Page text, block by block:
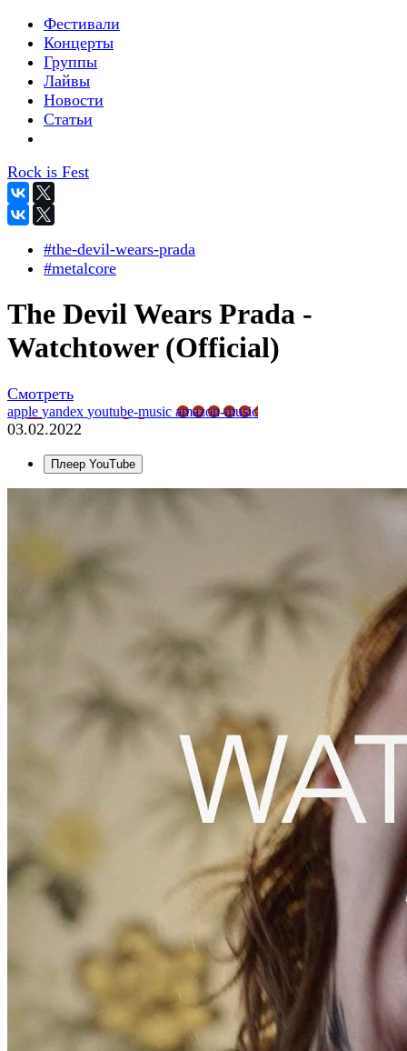
Фестивали
Концерты
Группы
Лайвы
Новости
Статьи
Rock is Fest
#the-devil-wears-prada
#metalcore
The Devil Wears Prada -
Watchtower (Official)
Смотреть
apple yandex youtube-music amazon-music
03.02.2022
Плеер YouTube